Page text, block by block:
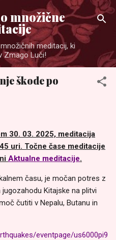
Preskoči na glavno vsebino
množične
meditacij, ki
Zmago Luči!
škode po
30. 03. 2025, meditacija
uri. Točne čase meditacije
Aktualne meditacije.
času, je močan potres z
Kitajske na plitvi
čutiti v Nepalu, Butanu in
eventpage/us6000pi9